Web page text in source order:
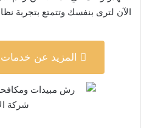
الآن لترى بنفسك وتتمتع بتجربة
المزيد عن